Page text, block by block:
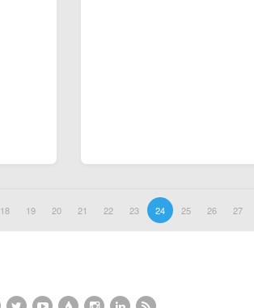
18 19 20 21 22 23 24 25 26 27